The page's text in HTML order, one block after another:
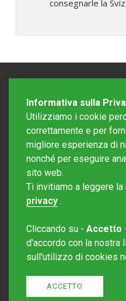
consegnarle la
Editore
Sito
Informativa sulla
Utilizziamo i cookie
correttamente e per
migliore esperienza di
nonché per eseguire
sito web.
Ti invitiamo a leggere la
privacy .
Cliccando su - Accetto
d'accordo con la nostra
sull'utilizzo di cookies
ACCETTO